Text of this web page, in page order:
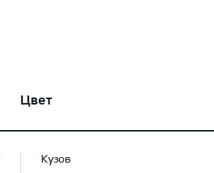
Цвет
Кузов